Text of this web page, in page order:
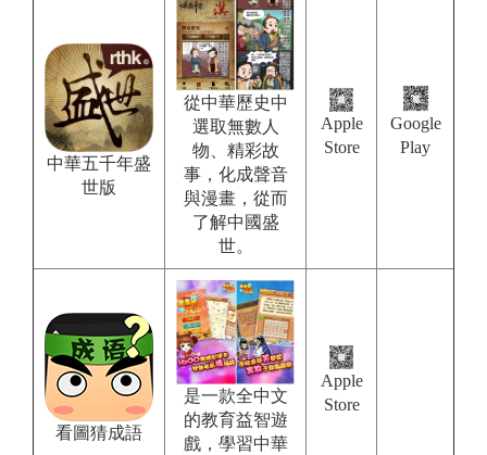
中華五千年盛
世版
從中華歷史中
選取無數人
物、精彩故
事，化成聲音
與漫畫，從而
了解中國盛
世。
Apple
Store
Google
Play
看圖猜成語
是一款全中文
的教育益智遊
戲，學習中華
Apple
Store